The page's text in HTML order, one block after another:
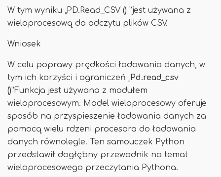
W tym wyniku „PD.Read_CSV () ”jest używana z
wieloprocesową do odczytu plików CSV.
Wniosek
W celu poprawy prędkości ładowania danych, w
tym ich korzyści i ograniczeń „Pd.read_csv
()”Funkcja jest używana z modułem
wieloprocesowym. Model wieloprocesowy oferuje
sposób na przyspieszenie ładowania danych za
pomocą wielu rdzeni procesora do ładowania
danych równolegle. Ten samouczek Python
przedstawił dogłębny przewodnik na temat
wieloprocesowego przeczytania Pythona.